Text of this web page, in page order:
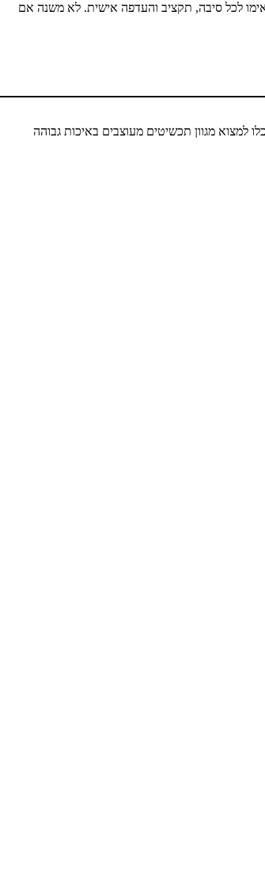
לכל סיבה, תקציב והעדפה אישית. לא משנה אם
מגוון תכשיטים מעוצבים באיכות גבוהה